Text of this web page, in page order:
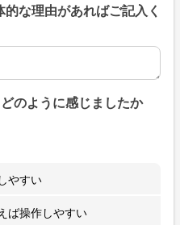
な理由があればご記入く
な理由があればご記入くだ
のように感じましたか
やすい
ば操作しやすい